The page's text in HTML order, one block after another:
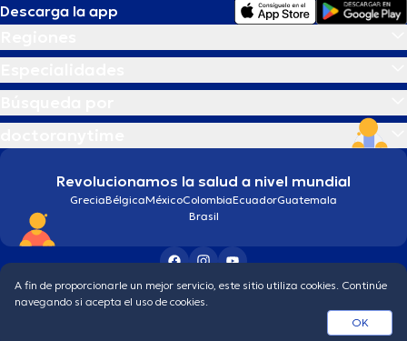
Descarga la app
Revolucionamos la salud a nivel mundial
GreciaBélgicaMéxicoColombiaEcuadorGuatemala
Brasil
Condiciones generales
Política de protección de los datos personales
A fin de proporcionarle un mejor servicio, este sitio utiliza cookies. Continúe
navegando si acepta el uso de cookies.
OK